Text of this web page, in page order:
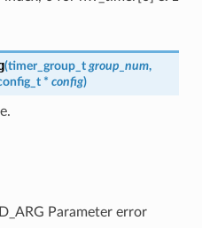
(timer_group_t group_num,
* config)
Parameter error